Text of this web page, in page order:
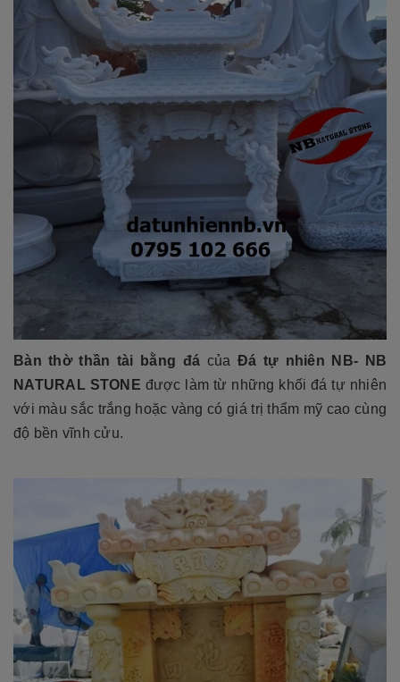
Bàn thờ thần tài bằng đá của Đá tự nhiên NB- NB
NATURAL STONE được làm từ những khối đá tự nhiên
với màu sắc trắng hoặc vàng có giá trị thẩm mỹ cao cùng
độ bền vĩnh cửu.